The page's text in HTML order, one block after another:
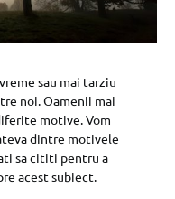
sau mai tarziu
noi. Oamenii mai
motive. Vom
dintre motivele
sa cititi pentru a
acest subiect.